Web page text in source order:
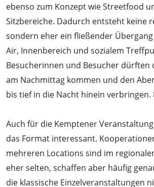
ebenso zum Konzept wie Streetfood
Sitzbereiche. Dadurch entsteht keine
sondern eher ein fließender Übergang
Air, Innenbereich und sozialem
Besucherinnen und Besucher dürften
am Nachmittag kommen und den
bis tief in die Nacht hinein verbringen.
Auch für die Kemptener
das Format interessant.
mehreren Locations sind im
eher selten, schaffen aber häufig
die klassische Einzelveranstaltungen